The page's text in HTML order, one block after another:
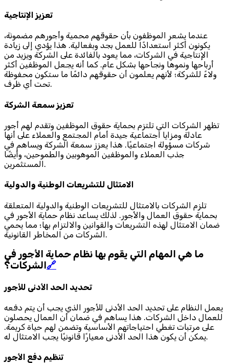
تعزيز الإنتاجية
عندما يشعر الموظفون بأن حقوقهم محمية وأجورهم مضمونة،
يكونون أكثر استعدادًا للعمل بجد وبفعالية. هذا يؤدي إلى زيادة
الإنتاجية في الشركات، مما يعود بالفائدة على الشركة ويزيد من
أرباحها ونموها ونجاحها بشكل عام. كما أنه يجعل الموظفين أكثر
ولاءً للشركة؛ لأنهم يعلمون أن حقوقهم دائمًا ما ستكون محفوظة
تحت أي ظرف.
تعزيز سمعة الشركة
تظهر الشركات التي تلتزم بحماية حقوق الموظفين وتقدم لهم أجور
عادلة ومزايا اجتماعية جيدة أمام المجتمع والعملاء على أنها
شركات مسؤولة اجتماعيًا. هذا يعزز سمعة الشركة ويساهم في
جذب العملاء والموظفين الموهوبين والطموحين، وأيضًا
المستثمرين.
الامتثال للتشريعات الوطنية والدولية
تلزم الشركات بالامتثال للتشريعات الوطنية والدولية المتعلقة
بحماية حقوق العمال والأجور. لذلك يساعد نظام حماية الأجور في
ضمان الامتثال لهذه التشريعات والقوانين والالتزام بها؛ مما يحمي
الشركات من المخاطر القانونية.
ما هي المهام التي يقوم بها نظام حماية الأجور في
الشركات؟ 🔗
تحديد الحد الأدنى للأجور
يعمل النظام على تحديد الحد الأدنى للأجور الذي يجب أن يتم دفعه
للعمال داخل الشركات. هذا يساهم في ضمان أن العمال يحصلون
على مرتبات تغطي احتياجاتهم الأساسية وتضمن لهم حياة كريمة.
يمكن أن يكون هذا الحد الأدنى معيارًا قانونيًا يجب الامتثال له.
تنظيم دفع الأجور